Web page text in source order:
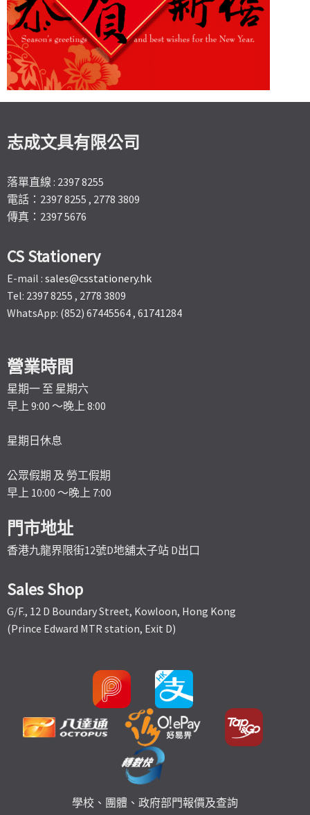
志成文具有限公司
落單直線 : 2397 8255
電話：2397 8255 , 2778 3809
傳真：2397 5676
CS Stationery
E-mail : sales@csstationery.hk
Tel: 2397 8255 , 2778 3809
WhatsApp: (852) 67445564 , 61741284
營業時間
星期一 至 星期六
早上 9:00 ～晚上 8:00
星期日休息
公眾假期 及 勞工假期
早上 10:00 ～晚上 7:00
門市地址
香港九龍界限街12號D地舖太子站 D出口
Sales Shop
G/F., 12 D Boundary Street, Kowloon, Hong Kong
(Prince Edward MTR station, Exit D)
學校、團體、政府部門報價及查詢